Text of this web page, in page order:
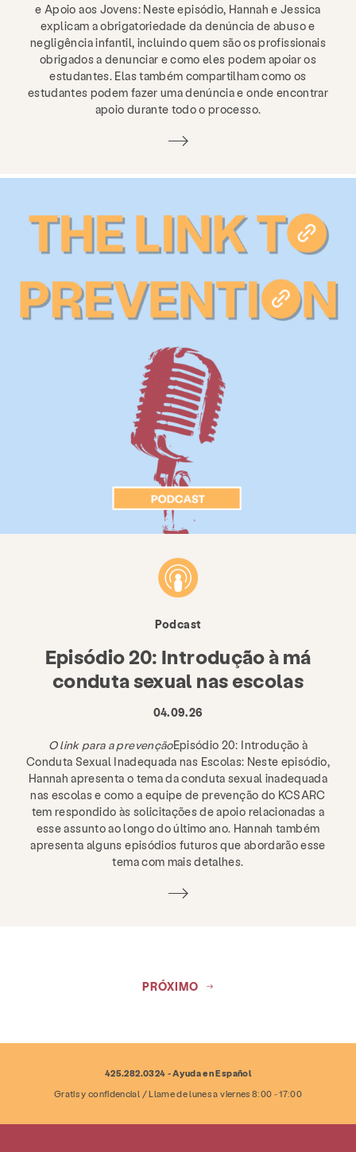
e Apoio aos Jovens: Neste episódio, Hannah e Jessica
explicam a obrigatoriedade da denúncia de abuso e
negligência infantil, incluindo quem são os profissionais
obrigados a denunciar e como eles podem apoiar os
estudantes. Elas também compartilham como os
estudantes podem fazer uma denúncia e onde encontrar
apoio durante todo o processo.
Podcast
Episódio 20: Introdução à má
conduta sexual nas escolas
04.09.26
O link para a prevençãoEpisódio 20: Introdução à
Conduta Sexual Inadequada nas Escolas: Neste episódio,
Hannah apresenta o tema da conduta sexual inadequada
nas escolas e como a equipe de prevenção do KCSARC
tem respondido às solicitações de apoio relacionadas a
esse assunto ao longo do último ano. Hannah também
apresenta alguns episódios futuros que abordarão esse
tema com mais detalhes.
PRÓXIMO
425.282.0324 - Ayuda en Español
Gratis y confidencial / Llame de lunes a viernes 8:00 - 17:00